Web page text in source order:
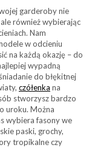
garderoby nie
również wybierając
Nam
w odcieniu
na każdą okazję – do
wypadną
do błękitnej
czółenka na
stworzysz bardzo
uroku. Można
wybiera fasony we
paski, grochy,
tropikalne czy